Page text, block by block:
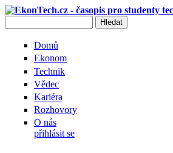
Přejít k hlavnímu obsahu
Domů
Ekonom
Technik
Vědec
Kariéra
Rozhovory
O nás
přihlásit se